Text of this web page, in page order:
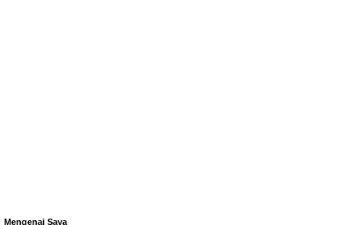
Mengenai Saya